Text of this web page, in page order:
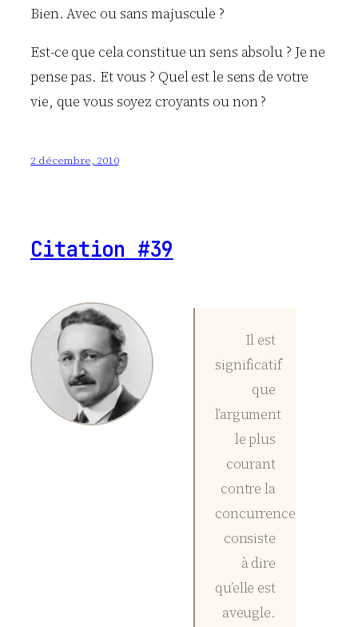
Bien. Avec ou sans majuscule ?
Est-ce que cela constitue un sens absolu ? Je ne
pense pas. Et vous ? Quel est le sens de votre
vie, que vous soyez croyants ou non ?
2 décembre, 2010
Citation #39
Il est
significatif
que
l’argument
le plus
courant
contre la
concurrence
consiste
à dire
qu’elle est
aveugle.